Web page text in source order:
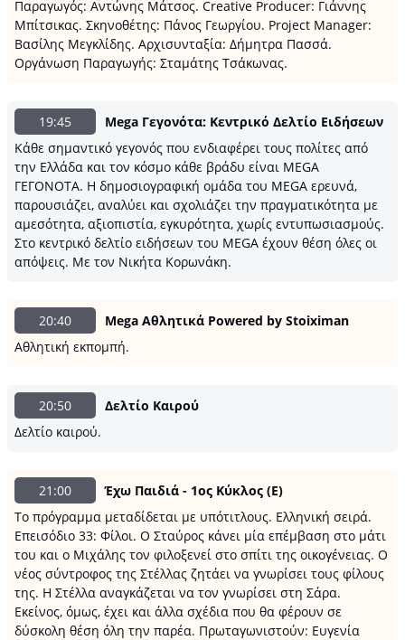
Παραγωγός: Αντώνης Μάτσος. Creative Producer: Γιάννης
Μπίτσικας. Σκηνοθέτης: Πάνος Γεωργίου. Project Manager:
Βασίλης Μεγκλίδης. Αρχισυνταξία: Δήμητρα Πασσά.
Οργάνωση Παραγωγής: Σταμάτης Τσάκωνας.
19:45
Mega Γεγονότα: Κεντρικό Δελτίο Ειδήσεων
Κάθε σημαντικό γεγονός που ενδιαφέρει τους πολίτες από
την Ελλάδα και τον κόσμο κάθε βράδυ είναι MEGA
ΓΕΓΟΝΟΤΑ. Η δημοσιογραφική ομάδα του MEGA ερευνά,
παρουσιάζει, αναλύει και σχολιάζει την πραγματικότητα με
αμεσότητα, αξιοπιστία, εγκυρότητα, χωρίς εντυπωσιασμούς.
Στο κεντρικό δελτίο ειδήσεων του MEGA έχουν θέση όλες οι
απόψεις. Με τον Νικήτα Κορωνάκη.
20:40
Mega Αθλητικά Powered by Stoiximan
Αθλητική εκπομπή.
20:50
Δελτίο Καιρού
Δελτίο καιρού.
21:00
Έχω Παιδιά - 1ος Κύκλος (Ε)
Το πρόγραμμα μεταδίδεται με υπότιτλους. Ελληνική σειρά.
Επεισόδιο 33: Φίλοι. Ο Σταύρος κάνει μία επέμβαση στο μάτι
του και ο Μιχάλης τον φιλοξενεί στο σπίτι της οικογένειας. Ο
νέος σύντροφος της Στέλλας ζητάει να γνωρίσει τους φίλους
της. Η Στέλλα αναγκάζεται να τον γνωρίσει στη Σάρα.
Εκείνος, όμως, έχει και άλλα σχέδια που θα φέρουν σε
δύσκολη θέση όλη την παρέα. Πρωταγωνιστούν: Ευγενία